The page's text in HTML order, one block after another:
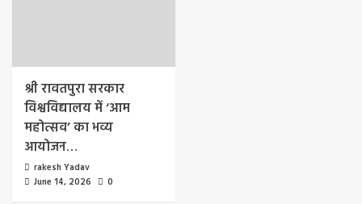
श्री रावतपुरा सरकार
विश्वविद्यालय में ‘आम
महोत्सव’ का भव्य
आयोजन…
rakesh Yadav
June 14, 2026
0